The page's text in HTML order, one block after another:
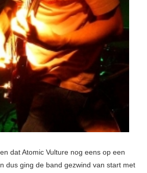
dat Atomic Vulture nog eens op een
dus ging de band gezwind van start met